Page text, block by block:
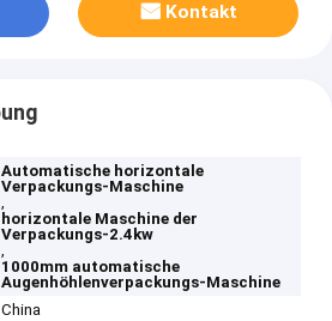
Kontakt
Automatische horizontale
Verpackungs-Maschine
,
horizontale Maschine der
Verpackungs-2.4kw
,
1000mm automatische
Augenhöhlenverpackungs-Maschine
China